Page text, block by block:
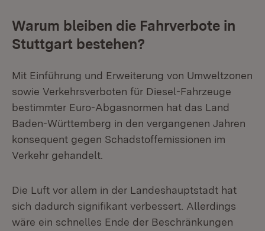
Warum bleiben die Fahrverbote in
Stuttgart bestehen?
Mit Einführung und Erweiterung von Umweltzonen
sowie Verkehrsverboten für Diesel-Fahrzeuge
bestimmter Euro-Abgasnormen hat das Land
Baden-Württemberg in den vergangenen Jahren
konsequent gegen Schadstoffemissionen im
Verkehr gehandelt.
Die Luft vor allem in der Landeshauptstadt hat
sich dadurch signifikant verbessert. Allerdings
wäre ein schnelles Ende der Beschränkungen